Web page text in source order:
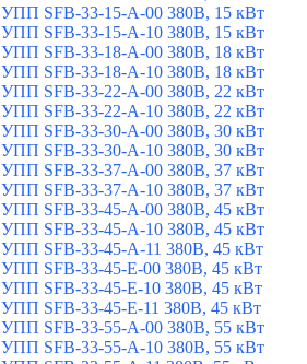
УПП SFB-33-15-A-00 380В, 15 кВт
УПП SFB-33-15-A-10 380В, 15 кВт
УПП SFB-33-18-A-00 380В, 18 кВт
УПП SFB-33-18-A-10 380В, 18 кВт
УПП SFB-33-22-A-00 380В, 22 кВт
УПП SFB-33-22-A-10 380В, 22 кВт
УПП SFB-33-30-A-00 380В, 30 кВт
УПП SFB-33-30-A-10 380В, 30 кВт
УПП SFB-33-37-A-00 380В, 37 кВт
УПП SFB-33-37-A-10 380В, 37 кВт
УПП SFB-33-45-A-00 380В, 45 кВт
УПП SFB-33-45-A-10 380В, 45 кВт
УПП SFB-33-45-A-11 380В, 45 кВт
УПП SFB-33-45-E-00 380В, 45 кВт
УПП SFB-33-45-E-10 380В, 45 кВт
УПП SFB-33-45-E-11 380В, 45 кВт
УПП SFB-33-55-A-00 380В, 55 кВт
УПП SFB-33-55-A-10 380В, 55 кВт